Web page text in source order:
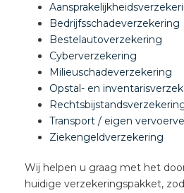
Bedrijfsschadeverzekering
Bestelautoverzekering
Cyberverzekering
Milieuschadeverzekering
Opstal- en
Transport / eigen
Ziekengeldverzekering
Wij helpen u graag met het
huidige verzekeringspakket,